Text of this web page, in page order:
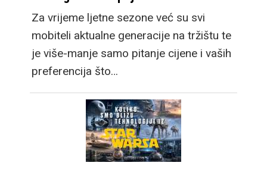
Za vrijeme ljetne sezone već su svi
mobiteli aktualne generacije na tržištu te
je više-manje samo pitanje cijene i vaših
preferencija što…